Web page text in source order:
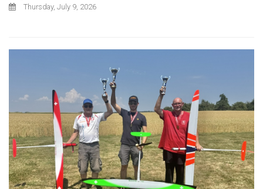
Thursday, July 9, 2026